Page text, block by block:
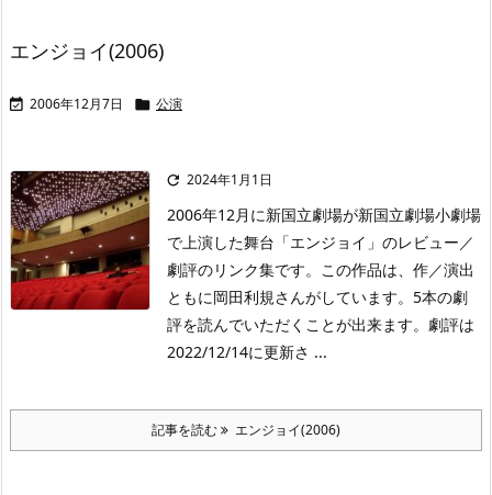
エンジョイ(2006)
 2006年12月7日  公演
 2024年1月1日
2006年12月に新国立劇場が新国立劇場小劇場
で上演した舞台「エンジョイ」のレビュー／
劇評のリンク集です。この作品は、作／演出
ともに岡田利規さんがしています。5本の劇
評を読んでいただくことが出来ます。劇評は
2022/12/14に更新さ ...
記事を読む エンジョイ(2006)